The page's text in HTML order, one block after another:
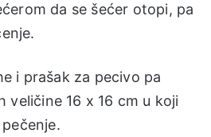
da se šećer otopi, pa
i prašak za pecivo pa
veličine 16 x 16 cm u koji